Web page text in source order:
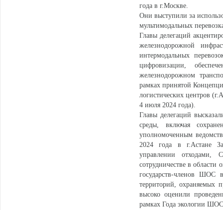
года в г.Москве.
Они выступили за
мультимодальных
Главы делегаций
железнодорожной
интермодальных
цифровизации,
железнодорожном
рамках принятой
логистических центров
4 июля 2024 года).
Главы делегаций
среды, включая
уполномоченным
2024 года в г.Астане
управлении отходами,
сотрудничестве в
государств-членов ШОС
территорий, охраняемых
высоко оценили
рамках Года экологии